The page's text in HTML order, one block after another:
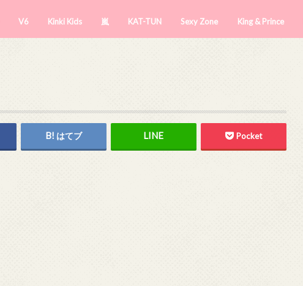
V6 Kinki Kids 嵐 KAT-TUN Sexy Zone King & Prince
はてブ Pocket